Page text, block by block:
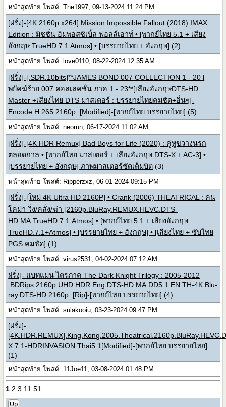
หน้าสุดท้าย โพสต์: The1997, 09-13-2024 11:24 PM
[ฝรั่ง]-[4K 2160p x264] Mission Impossible Fallout (2018) IMAX
Edition : มิชชั่น อิมพอสซิเบิ้ล ฟอลล์เอาท์ • [พากย์ไทย 5.1 + เสียง
อังกฤษ TrueHD 7.1 Atmos] • [บรรยายไทย + อังกฤษ] (2)
หน้าสุดท้าย โพสต์: love0110, 08-22-2024 12:35 AM
[ฝรั่ง]-[.SDR.10bits]**JAMES BOND 007 COLLECTION 1 - 20 l
พยัคฆ์ร้าย 007 คอลเลคชั่น ภาค 1 - 23**[เสียงอังกฤษDTS-HD
Master +เสียงไทย DTS มาสเตอร์ : บรรยายไทยคมชัด+อื่นๆ]-
Encode.H.265.2160p. [Modified]-[พากย์ไทย บรรยายไทย] (5)
หน้าสุดท้าย โพสต์: neorun, 06-17-2024 11:02 AM
[ฝรั่ง]-[4K HDR Remux] Bad Boys for Life (2020) : คู่หูขวางนรก
ตลอดกาล • [พากย์ไทย มาสเตอร์ + เสียงอังกฤษ DTS-X + AC-3] •
[บรรยายไทย + อังกฤษ] ภาพมาสเตอร์ชัดเต็มบิต (3)
หน้าสุดท้าย โพสต์: Ripperzxz, 06-01-2024 09:15 PM
[ฝรั่ง]-[ใหม่ 4K Ultra HD 2160P] • Crank (2006) THEATRICAL : คน
โคม่า วิ่ง/คลั่ง/ฆ่า [2160p.BluRay.REMUX.HEVC.DTS-
HD.MA.TrueHD.7.1.Atmos] • [พากย์ไทย 5.1 + เสียงอังกฤษ
TrueHD.7.1+Atmos] • [บรรยายไทย + อังกฤษ] • [เสียงไทย + ซับไทย
PGS คมชัด] (1)
หน้าสุดท้าย โพสต์: virus2531, 04-02-2024 07:12 AM
ฝรั่ง]- แบทแมน ไตรภาค The Dark Knight Trilogy : 2005-2012
.BDRips.2160p.UHD.HDR.Eng.DTS-HD.MA.DD5.1.EN.TH-4K Blu-
ray.DTS-HD.2160p. [Rip]-[พากย์ไทย บรรยายไทย] (4)
หน้าสุดท้าย โพสต์: sulakooiu, 03-23-2024 09:47 PM
[ฝรั่ง]-
X.7.1-HDRINVASION Thai5.1[Modified]-[พากย์ไทย บรรยายไทย]
(1)
หน้าสุดท้าย โพสต์: 11Joe11, 03-08-2024 01:48 PM
1 2 3 11 51
Up